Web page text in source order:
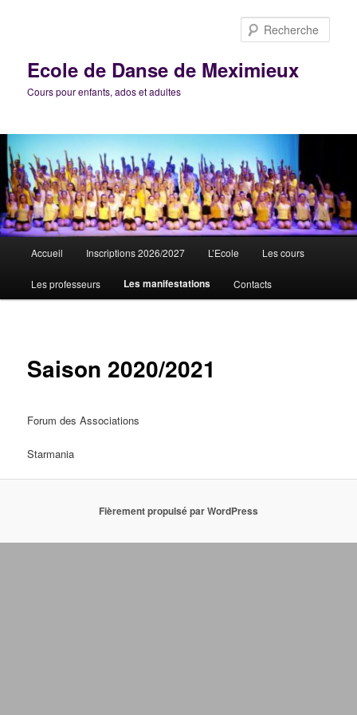
Ecole de Danse de Meximieux
Cours pour enfants, ados et adultes
principal
Accueil Inscriptions 2026/2027 L’Ecole Les cours
Les professeurs Les manifestations Contacts
Saison 2020/2021
Forum des Associations
Starmania
Fièrement propulsé par WordPress